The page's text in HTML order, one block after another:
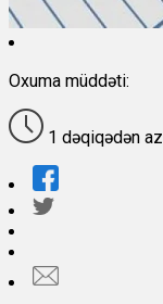
Oxuma müddəti:
1 dəqiqədən az